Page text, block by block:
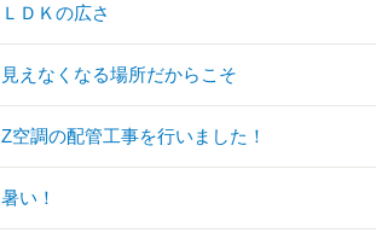
ＬＤＫの広さ
見えなくなる場所だからこそ
Z空調の配管工事を行いました！
暑い！